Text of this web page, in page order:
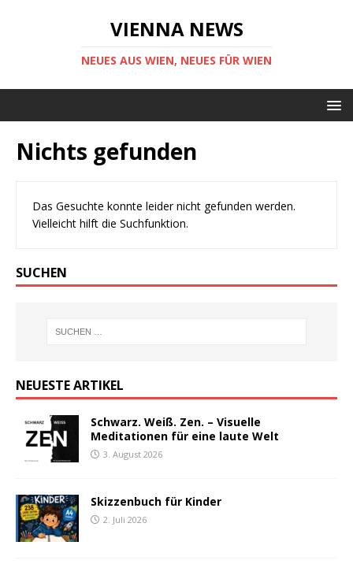
VIENNA NEWS
NEUES AUS WIEN, NEUES FÜR WIEN
Nichts gefunden
Das Gesuchte konnte leider nicht gefunden werden.
Vielleicht hilft die Suchfunktion.
SUCHEN
NEUESTE ARTIKEL
Schwarz. Weiß. Zen. – Visuelle
Meditationen für eine laute Welt
3. August 2026
Skizzenbuch für Kinder
2. Juli 2026